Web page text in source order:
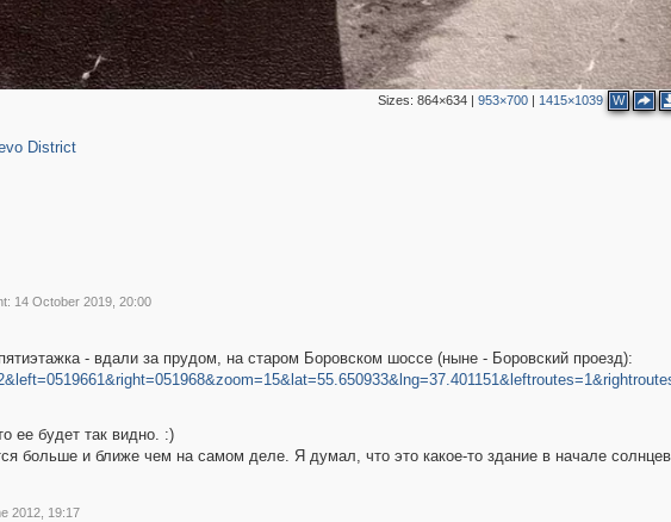
Sizes: 864×634| 953×700| 1415×1039 W
District
14 October 2019, 20:00
- вдали за прудом, на старом Боровском шоссе (ныне - Боровский проезд):
ее будет так видно. :)
больше и ближе чем на самом деле. Я думал, что это какое-то здание в начале
2012, 19:17